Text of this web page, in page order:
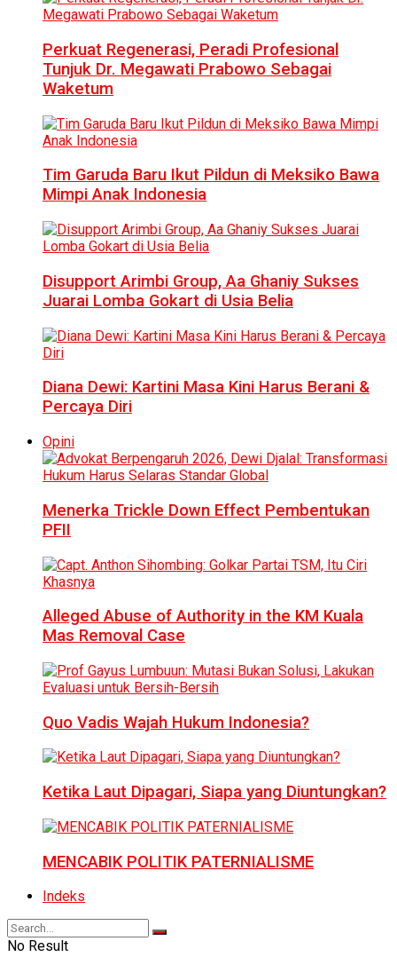
Perkuat Regenerasi, Peradi Profesional
Tunjuk Dr. Megawati Prabowo Sebagai
Waketum
Tim Garuda Baru Ikut Pildun di Meksiko Bawa
Mimpi Anak Indonesia
Disupport Arimbi Group, Aa Ghaniy Sukses
Juarai Lomba Gokart di Usia Belia
Diana Dewi: Kartini Masa Kini Harus Berani &
Percaya Diri
Opini
Menerka Trickle Down Effect Pembentukan
PFII
Alleged Abuse of Authority in the KM Kuala
Mas Removal Case
Quo Vadis Wajah Hukum Indonesia?
Ketika Laut Dipagari, Siapa yang Diuntungkan?
MENCABIK POLITIK PATERNIALISME
Indeks
No Result